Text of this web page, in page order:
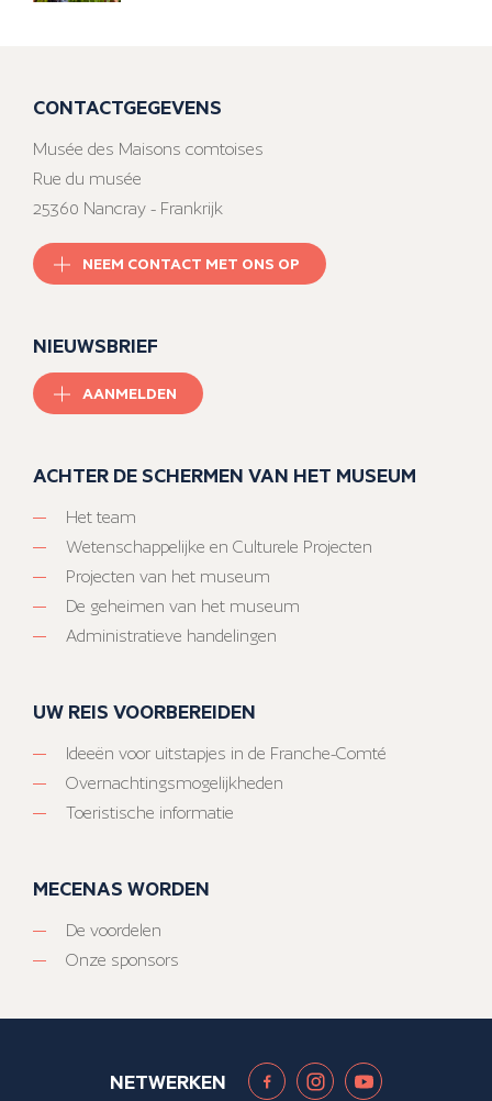
CONTACTGEGEVENS
Musée des Maisons comtoises
Rue du musée
25360 Nancray - Frankrijk
NEEM CONTACT MET ONS OP
NIEUWSBRIEF
AANMELDEN
ACHTER DE SCHERMEN VAN HET MUSEUM
Het team
Wetenschappelijke en Culturele Projecten
Projecten van het museum
De geheimen van het museum
Administratieve handelingen
UW REIS VOORBEREIDEN
Ideeën voor uitstapjes in de Franche-Comté
Overnachtingsmogelijkheden
Toeristische informatie
MECENAS WORDEN
De voordelen
Onze sponsors
NETWERKEN